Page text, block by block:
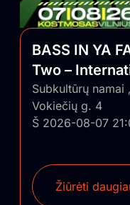
BASS IN YA
Two –
Vilnius/
Subkultūrų namai
Vokiečių g. 4
Š 2026-08-07
Žiūrėti